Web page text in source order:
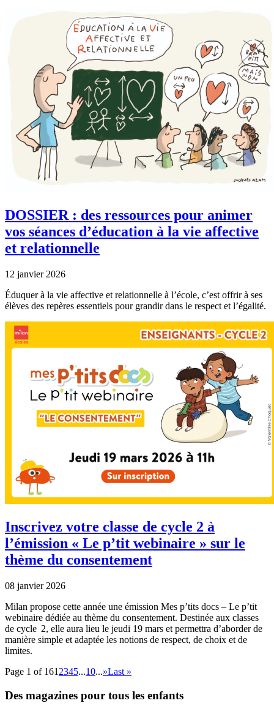
DOSSIER : des ressources pour animer
vos séances d’éducation à la vie affective
et relationnelle
12 janvier 2026
Éduquer à la vie affective et relationnelle à l’école, c’est offrir à ses
élèves des repères essentiels pour grandir dans le respect et l’égalité.
Inscrivez votre classe de cycle 2 à
l’émission « Le p’tit webinaire » sur le
thème du consentement
08 janvier 2026
Milan propose cette année une émission Mes p’tits docs – Le p’tit
webinaire dédiée au thème du consentement. Destinée aux classes
de cycle 2, elle aura lieu le jeudi 19 mars et permettra d’aborder de
manière simple et adaptée les notions de respect, de choix et de
limites.
Page 1 of 161 2345...10...»Last »
Des magazines pour tous les enfants